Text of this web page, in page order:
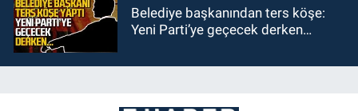
Belediye başkanından ters köşe:
Yeni Parti’ye geçecek derken…